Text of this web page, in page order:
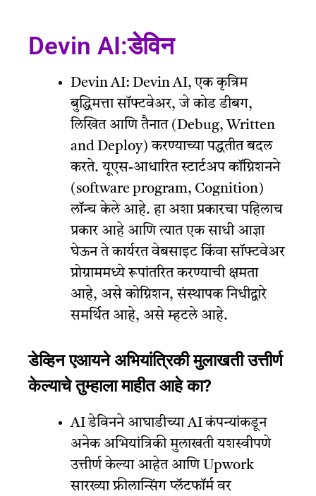
Devin AI:डेविन
Devin AI: Devin AI, एक कृत्रिम
बुद्धिमत्ता सॉफ्टवेअर, जे कोड डीबग,
लिखित आणि तैनात (Debug, Written
and Deploy) करण्याच्या पद्धतीत बदल
करते. यूएस-आधारित स्टार्टअप कॉग्निशनने
(software program, Cognition)
लॉन्च केले आहे. हा अशा प्रकारचा पहिलाच
प्रकार आहे आणि त्यात एक साधी आज्ञा
घेऊन ते कार्यरत वेबसाइट किंवा सॉफ्टवेअर
प्रोग्राममध्ये रूपांतरित करण्याची क्षमता
आहे, असे कोग्निशन, संस्थापक निधीद्वारे
समर्थित आहे, असे म्हटले आहे.
डेव्हिन एआयने अभियांत्रिकी मुलाखती उत्तीर्ण
केल्याचे तुम्हाला माहीत आहे का?
AI डेविनने आघाडीच्या AI कंपन्यांकडून
अनेक अभियांत्रिकी मुलाखती यशस्वीपणे
उत्तीर्ण केल्या आहेत आणि Upwork
सारख्या फ्रीलान्सिंग प्लॅटफॉर्म वर